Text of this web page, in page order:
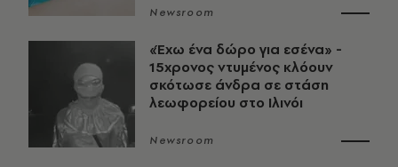
Newsroom
«Έχω ένα δώρο για εσένα» -
15χρονος ντυμένος κλόουν
σκότωσε άνδρα σε στάση
λεωφορείου στο Ιλινόι
Newsroom